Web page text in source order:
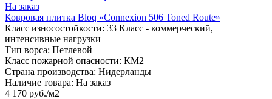
На заказ
Ковровая плитка Bloq «Connexion 506 Toned Route»
Класс износостойкости: 33 Класс - коммерческий,
интенсивные нагрузки
Тип ворса: Петлевой
Класс пожарной опасности: КМ2
Страна производства: Нидерланды
Наличие товара: На заказ
4 170 руб./м2